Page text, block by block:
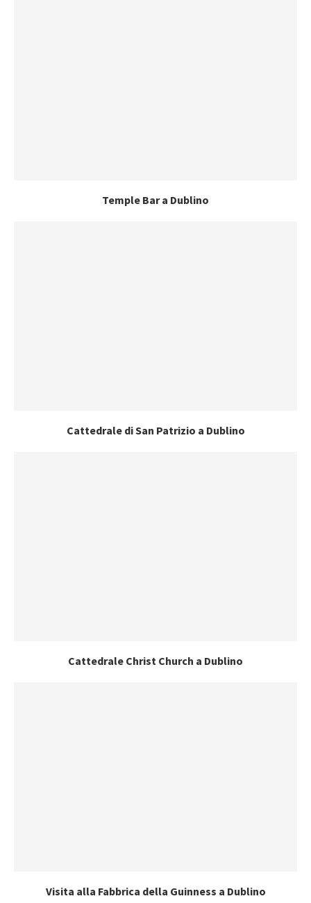
Temple Bar a Dublino
Cattedrale di San Patrizio a Dublino
Cattedrale Christ Church a Dublino
Visita alla Fabbrica della Guinness a Dublino